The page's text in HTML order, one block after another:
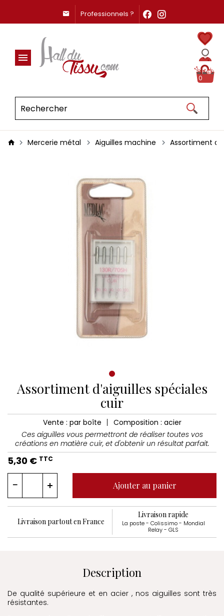
Professionnels ?
0
Mercerie métal Aiguilles machine Assortiment
Assortiment d'aiguilles spéciales
cuir
Vente : par boîte
Composition : acier
Ces aiguilles vous permettront de réaliser toutes vos
créations en matière cuir, et d'obtenir un résultat parfait.
5,30 € TTC
Ajouter au panier
Livraison partout en France
Livraison rapide
La poste - Colissimo - Mondial
Relay - GLS
Description
De qualité supérieure et en acier , nos aiguilles sont très
résistantes.